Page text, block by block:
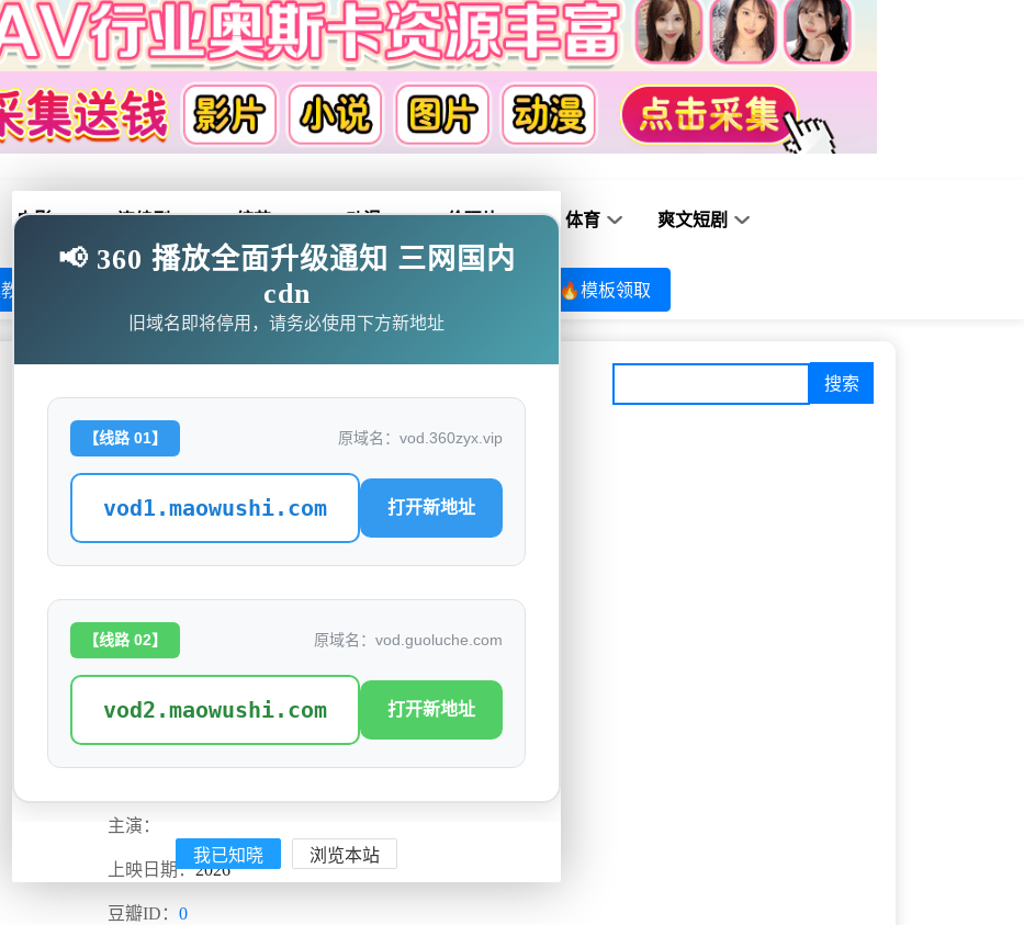
电影 连续剧 综艺 动漫 伦理片 体育 爽文短剧
程 🎉福利赞助 🔥模板领取
她会驯服英雄 评分: 0.0
别名：
是否完结：0
地区：中国大陆
类型：
主演：
上映日期：2026
豆瓣ID： 0
📢 360 播放全面升级通知 三网国内
cdn
旧域名即将停用，请务必使用下方新地址
【线路 01】 原域名：vod.360zyx.vip
vod1.maowushi.com 打开新地址
【线路 02】 原域名：vod.guoluche.com
vod2.maowushi.com 打开新地址
我已知晓 浏览本站